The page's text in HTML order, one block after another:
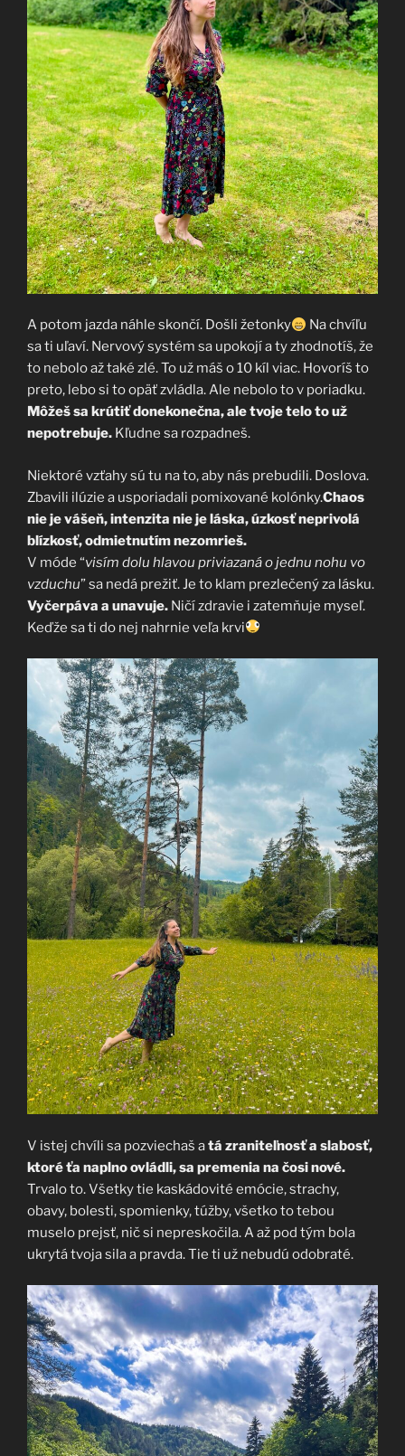
A potom jazda náhle skončí. Došli žetonky
Na chvíľu
sa ti uľaví. Nervový systém sa upokojí a ty zhodnotíš, že
to nebolo až také zlé. To už máš o 10 kíl viac. Hovoríš to
preto, lebo si to opäť zvládla. Ale nebolo to v poriadku.
Môžeš sa krútiť donekonečna, ale tvoje telo to už
nepotrebuje. Kľudne sa rozpadneš.
Niektoré vzťahy sú tu na to, aby nás prebudili. Doslova.
Zbavili ilúzie a usporiadali pomixované kolónky.Chaos
nie je vášeň, intenzita nie je láska, úzkosť neprivolá
blízkosť, odmietnutím nezomrieš.
V móde “visím dolu hlavou priviazaná o jednu nohu vo
vzduchu” sa nedá prežiť. Je to klam prezlečený za lásku.
Vyčerpáva a unavuje. Ničí zdravie i zatemňuje myseľ.
Keďže sa ti do nej nahrnie veľa krvi
V istej chvíli sa pozviechaš atá zraniteľnosť a slabosť,
ktoré ťa naplno ovládli, sa premenia na čosi nové.
Trvalo to. Všetky tie kaskádovité emócie, strachy,
obavy, bolesti, spomienky, túžby, všetko to tebou
muselo prejsť, nič si nepreskočila. A až pod tým bola
ukrytá tvoja sila a pravda. Tie ti už nebudú odobraté.